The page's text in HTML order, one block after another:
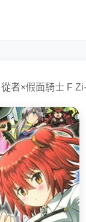
從者×假面騎士 F